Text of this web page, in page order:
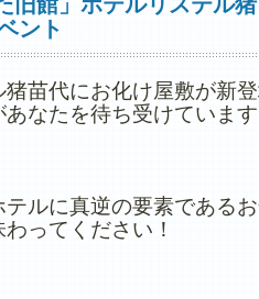
ント
苗代にお化け屋敷が新
なたを待ち受けていま
ルに真逆の要素である
ってください！